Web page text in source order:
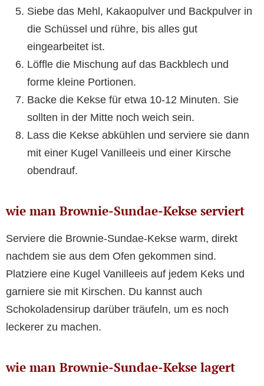
Siebe das Mehl, Kakaopulver und Backpulver in
die Schüssel und rühre, bis alles gut
eingearbeitet ist.
Löffle die Mischung auf das Backblech und
forme kleine Portionen.
Backe die Kekse für etwa 10-12 Minuten. Sie
sollten in der Mitte noch weich sein.
Lass die Kekse abkühlen und serviere sie dann
mit einer Kugel Vanilleeis und einer Kirsche
obendrauf.
wie man Brownie-Sundae-Kekse serviert
Serviere die Brownie-Sundae-Kekse warm, direkt
nachdem sie aus dem Ofen gekommen sind.
Platziere eine Kugel Vanilleeis auf jedem Keks und
garniere sie mit Kirschen. Du kannst auch
Schokoladensirup darüber träufeln, um es noch
leckerer zu machen.
wie man Brownie-Sundae-Kekse lagert